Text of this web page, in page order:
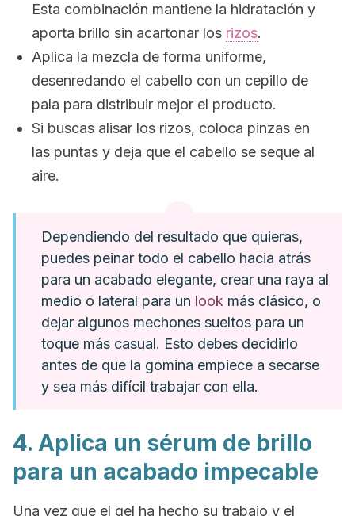
Esta combinación mantiene la hidratación y
aporta brillo sin acartonar los rizos.
Aplica la mezcla de forma uniforme,
desenredando el cabello con un cepillo de
pala para distribuir mejor el producto.
Si buscas alisar los rizos, coloca pinzas en
las puntas y deja que el cabello se seque al
aire.
Dependiendo del resultado que quieras,
puedes peinar todo el cabello hacia atrás
para un acabado elegante, crear una raya al
medio o lateral para un look más clásico, o
dejar algunos mechones sueltos para un
toque más casual. Esto debes decidirlo
antes de que la gomina empiece a secarse
y sea más difícil trabajar con ella.
4. Aplica un sérum de brillo
para un acabado impecable
Una vez que el gel ha hecho su trabajo y el